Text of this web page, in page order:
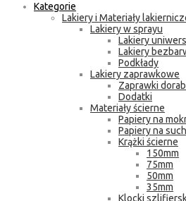
Kategorie
Lakiery i Materiały
Lakiery w sprayu
Lakiery
Lakiery
Podkłady
Lakiery zaprawkowe
Zaprawki
Dodatki
Materiały ścierne
Papiery na
Papiery na
Krążki ścierne
150mm
75mm
50mm
35mm
Klocki